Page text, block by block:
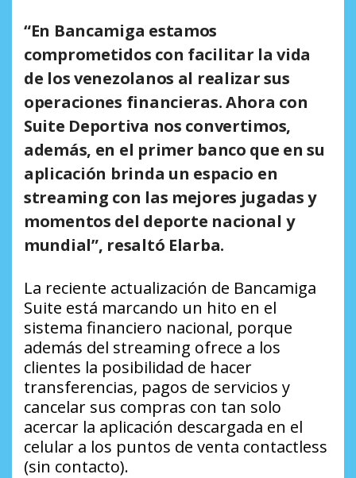
“En Bancamiga estamos
comprometidos con facilitar la vida
de los venezolanos al realizar sus
operaciones financieras. Ahora con
Suite Deportiva nos convertimos,
además, en el primer banco que en su
aplicación brinda un espacio en
streaming con las mejores jugadas y
momentos del deporte nacional y
mundial”, resaltó Elarba.
La reciente actualización de Bancamiga
Suite está marcando un hito en el
sistema financiero nacional, porque
además del streaming ofrece a los
clientes la posibilidad de hacer
transferencias, pagos de servicios y
cancelar sus compras con tan solo
acercar la aplicación descargada en el
celular a los puntos de venta contactless
(sin contacto).